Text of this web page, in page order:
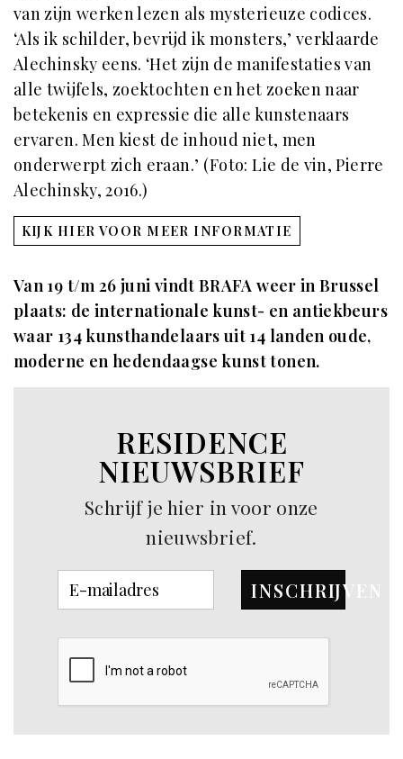
van zijn werken lezen als mysterieuze codices.
‘Als ik schilder, bevrijd ik monsters,’ verklaarde
Alechinsky eens. ‘Het zijn de manifestaties van
alle twijfels, zoektochten en het zoeken naar
betekenis en expressie die alle kunstenaars
ervaren. Men kiest de inhoud niet, men
onderwerpt zich eraan.’ (Foto: Lie de vin, Pierre
Alechinsky, 2016.)
KIJK HIER VOOR MEER INFORMATIE
Van 19 t/m 26 juni vindt BRAFA weer in Brussel
plaats: de internationale kunst- en antiekbeurs
waar 134 kunsthandelaars uit 14 landen oude,
moderne en hedendaagse kunst tonen.
RESIDENCE
NIEUWSBRIEF
Schrijf je hier in voor onze
nieuwsbrief.
INSCHRIJVEN